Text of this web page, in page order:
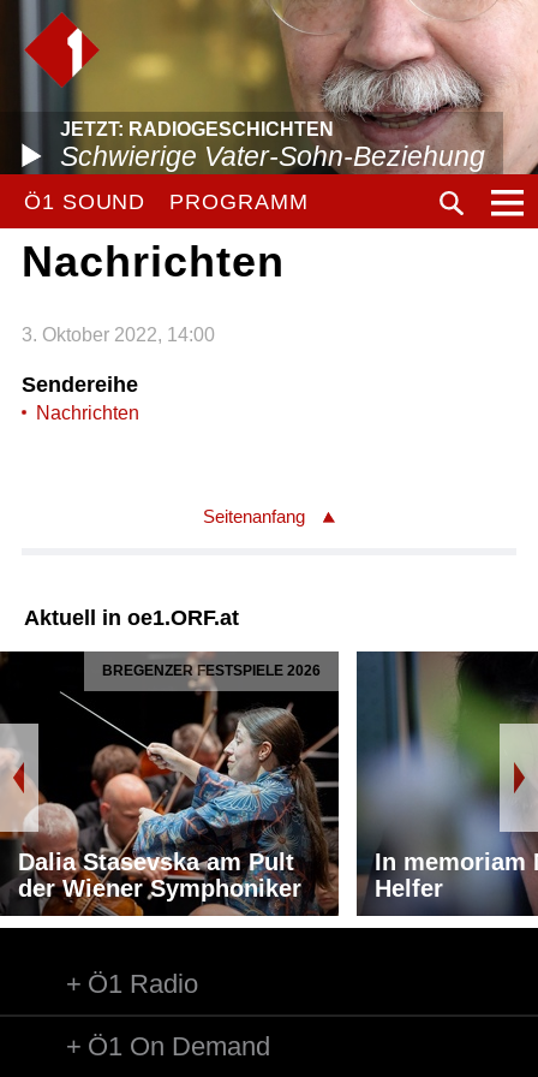
JETZT: RADIOGESCHICHTEN
Schwierige Vater-Sohn-Beziehung
Ö1 SOUND PROGRAMM
Nachrichten
3. Oktober 2022, 14:00
Sendereihe
Nachrichten
Seitenanfang
Aktuell in oe1.ORF.at
BREGENZER FESTSPIELE 2026
Dalia Stasevska am Pult
der Wiener Symphoniker
In memoriam
Helfer
Ö1 Radio
Ö1 On Demand